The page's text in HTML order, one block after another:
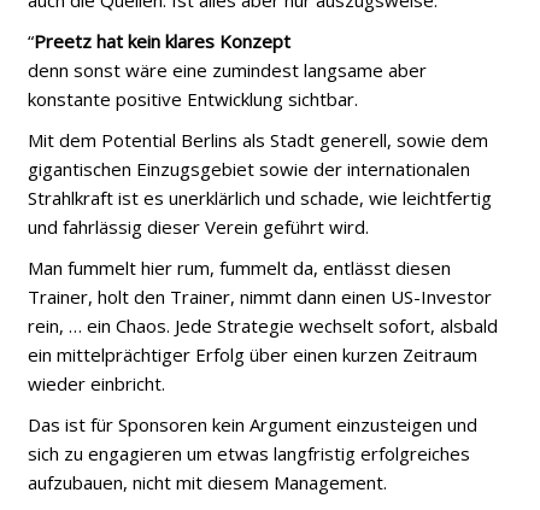
“Preetz hat kein klares Konzept
denn sonst wäre eine zumindest langsame aber
konstante positive Entwicklung sichtbar.
Mit dem Potential Berlins als Stadt generell, sowie dem
gigantischen Einzugsgebiet sowie der internationalen
Strahlkraft ist es unerklärlich und schade, wie leichtfertig
und fahrlässig dieser Verein geführt wird.
Man fummelt hier rum, fummelt da, entlässt diesen
Trainer, holt den Trainer, nimmt dann einen US-Investor
rein, … ein Chaos. Jede Strategie wechselt sofort, alsbald
ein mittelprächtiger Erfolg über einen kurzen Zeitraum
wieder einbricht.
Das ist für Sponsoren kein Argument einzusteigen und
sich zu engagieren um etwas langfristig erfolgreiches
aufzubauen, nicht mit diesem Management.